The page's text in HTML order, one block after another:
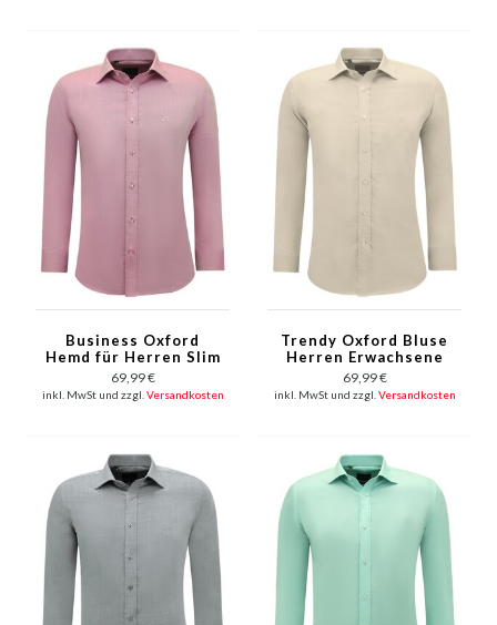
Business Oxford
Hemd für Herren Slim
Fit - Fuchsia
69,99 €
inkl. MwSt und zzgl. Versandkosten
Trendy Oxford Bluse
Herren Erwachsene
Slim Fit - Hellbraun
69,99 €
inkl. MwSt und zzgl. Versandkosten